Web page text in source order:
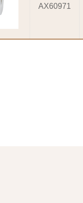
AX60971